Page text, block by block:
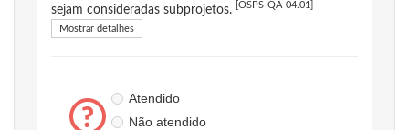
sejam consideradas subprojetos.
[OSPS-QA-04.01]
Mostrar detalhes
Atendido
Não atendido